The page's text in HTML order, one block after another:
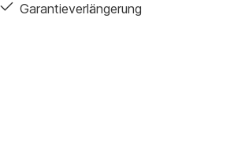
Garantieverlängerung